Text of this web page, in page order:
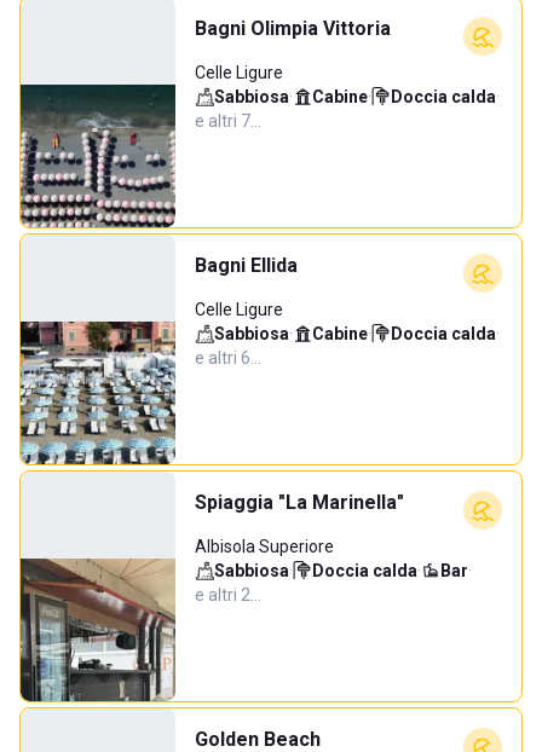
Bagni Olimpia Vittoria
Celle Ligure
Sabbiosa· Cabine· Doccia calda·
e altri 7…
Bagni Ellida
Celle Ligure
Sabbiosa· Cabine· Doccia calda·
e altri 6…
Spiaggia "La Marinella"
Albisola Superiore
Sabbiosa· Doccia calda· Bar·
e altri 2…
Golden Beach